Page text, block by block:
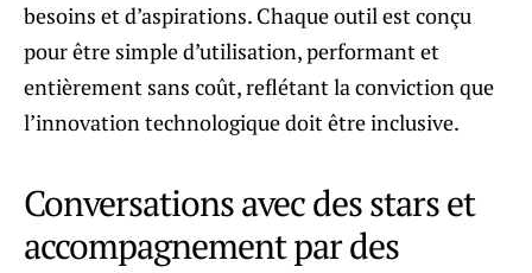
besoins et d’aspirations. Chaque outil est conçu
pour être simple d’utilisation, performant et
entièrement sans coût, reflétant la conviction que
l’innovation technologique doit être inclusive.
Conversations avec des stars et
accompagnement par des